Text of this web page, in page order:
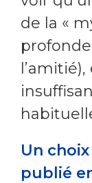
de la «
Un
publié